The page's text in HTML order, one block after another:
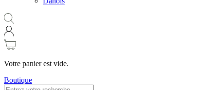
Votre panier est vide.
Boutique